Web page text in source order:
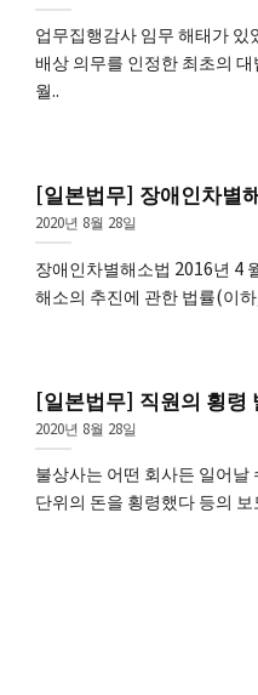
업무집행감사 임무 해태가
배상 의무를 인정한 최초의
월..
[일본법무] 장애인차별
2020년 8월 28일
장애인차별해소법 2016년 4
해소의 추진에 관한 법률(이하
[일본법무] 직원의 횡령
2020년 8월 28일
불상사는 어떤 회사든 일어날
단위의 돈을 횡령했다 등의 보